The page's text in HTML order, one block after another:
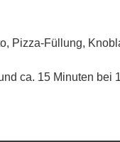
Pizza-Füllung,
ca. 15 Minuten bei